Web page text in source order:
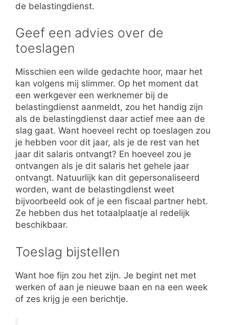
de belastingdienst.
Geef een advies over de
toeslagen
Misschien een wilde gedachte hoor, maar het
kan volgens mij slimmer. Op het moment dat
een werkgever een werknemer bij de
belastingdienst aanmeldt, zou het handig zijn
als de belastingdienst daar actief mee aan de
slag gaat. Want hoeveel recht op toeslagen zou
je hebben voor dit jaar, als je de rest van het
jaar dit salaris ontvangt? En hoeveel zou je
ontvangen als je dit salaris het gehele jaar
ontvangt. Natuurlijk kan dit gepersonaliseerd
worden, want de belastingdienst weet
bijvoorbeeld ook of je een fiscaal partner hebt.
Ze hebben dus het totaalplaatje al redelijk
beschikbaar.
Toeslag bijstellen
Want hoe fijn zou het zijn. Je begint net met
werken of aan je nieuwe baan en na een week
of zes krijg je een berichtje.